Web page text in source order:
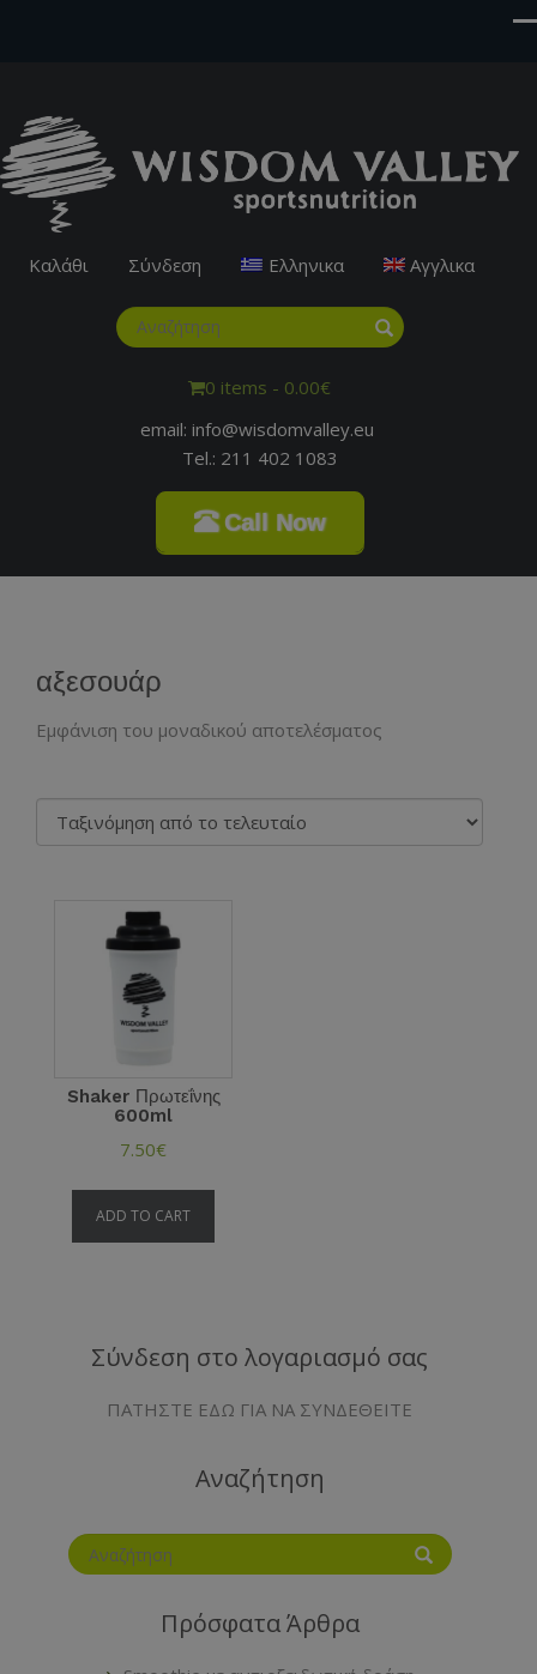
Καλάθι Σύνδεση Ελληνικα Αγγλικα
0 items - 0.00€
email: info@wisdomvalley.eu
Tel.: 211 402 1083
Call Now
αξεσουάρ
Εμφάνιση του μοναδικού αποτελέσματος
Shaker Πρωτεΐνης
600ml
7.50€
ADD TO CART
Σύνδεση στο λογαριασμό σας
ΠΑΤΗΣΤΕ ΕΔΩ ΓΙΑ ΝΑ ΣΥΝΔΕΘΕΙΤΕ
Αναζήτηση
Πρόσφατα Άρθρα